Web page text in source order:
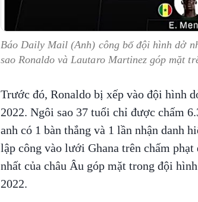
Báo Daily Mail (Anh) công bố đội hình dở
sao Ronaldo và Lautaro Martinez góp mặt
Trước đó, Ronaldo bị xếp vào đội hình
2022. Ngôi sao 37 tuổi chỉ được chấm
anh có 1 bàn thắng và 1 lần nhận danh
lập công vào lưới Ghana trên chấm
nhất của châu Âu góp mặt trong đội
2022.